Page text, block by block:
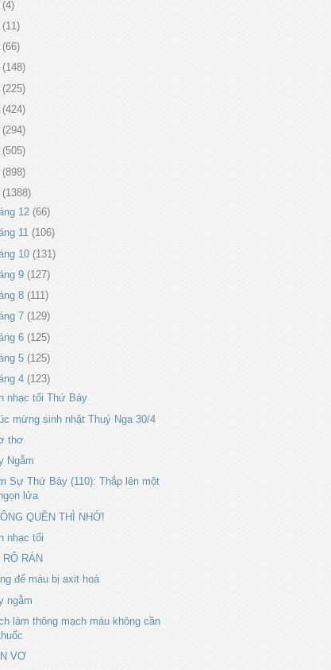
(4)
(11)
(66)
(148)
(225)
(424)
(294)
(505)
(898)
(1388)
12 (66)
11 (106)
10 (131)
9 (127)
8 (111)
7 (129)
6 (125)
5 (125)
4 (123)
nhạc tối Thứ Bảy
mừng sinh nhật Thuý Nga 30/4
thơ
Ngẫm
Sự Thứ Bảy (110): Thắp lên một
lửa
QUÊN THÌ NHỚ!
nhạc tối
RÔ RÁN
để máu bị axit hoá
ngẫm
làm thông mạch máu không cần
VƠ